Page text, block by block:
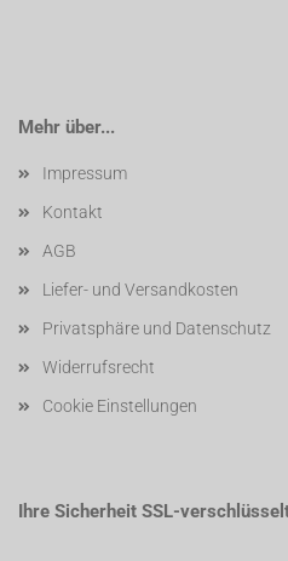
Mehr über...
Impressum
Kontakt
AGB
Liefer- und Versandkosten
Privatsphäre und Datenschutz
Widerrufsrecht
Cookie Einstellungen
Ihre Sicherheit SSL-